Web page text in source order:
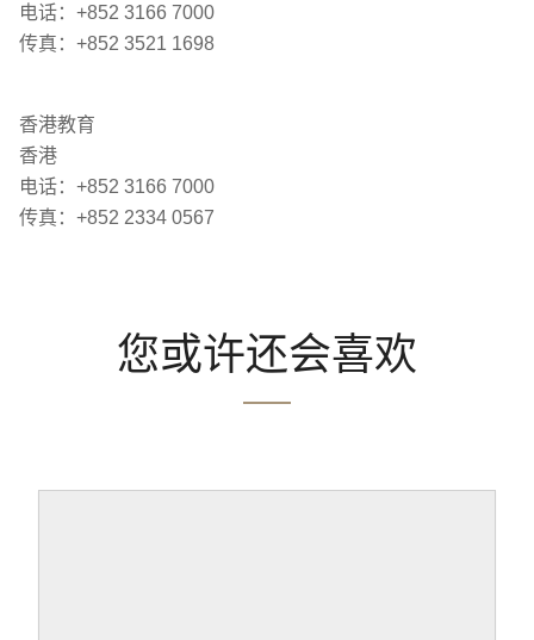
电话：+852 3166 7000
传真：+852 3521 1698
香港教育
香港
电话：+852 3166 7000
传真：+852 2334 0567
您或许还会喜欢